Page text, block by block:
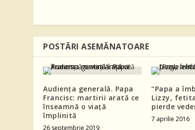
POSTĂRI ASEMĂNATOARE
Audiența generală. Papa
Francisc: martirii arată ce
înseamnă o viață
împlinită
26 septembrie 2019
“Papa a
Lizzy,
pierde
7 aprilie 2016